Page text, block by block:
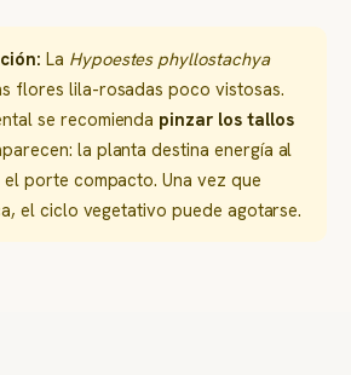
La Hypoestes phyllostachya
flores lila-rosadas poco vistosas.
se recomienda pinzar los tallos
la planta destina energía al
porte compacto. Una vez que
el ciclo vegetativo puede agotarse.